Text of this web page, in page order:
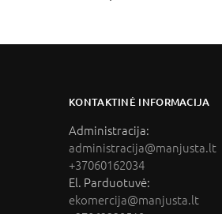
KONTAKTINĖ INFORMACIJA
Administracija:
administracija@manjusta.lt
+37060162034
El. Parduotuvė:
ekomercija@manjusta.lt